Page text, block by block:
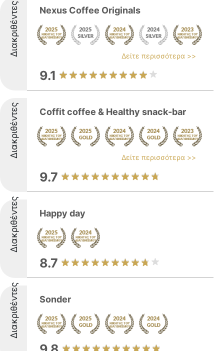
Διακριθέντες Nexus Coffee Originals
Δείτε περισσότερα >>
9.1
Διακριθέντες Coffit coffee & Healthy snack-bar
Δείτε περισσότερα >>
9.7
Διακριθέντες Happy day
8.7
Διακριθέντες Sonder